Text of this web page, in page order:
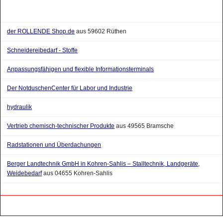
der ROLLENDE Shop.de aus 59602 Rüthen
Schneidereibedarf - Stoffe
Anpassungsfähigen und flexible Informationsterminals
Der NotduschenCenter für Labor und Industrie
hydraulik
Vertrieb chemisch-technischer Produkte aus 49565 Bramsche
Radstationen und Überdachungen
Berger Landtechnik GmbH in Kohren-Sahlis – Stalltechnik, Landgeräte,
Weidebedarfaus 04655 Kohren-Sahlis